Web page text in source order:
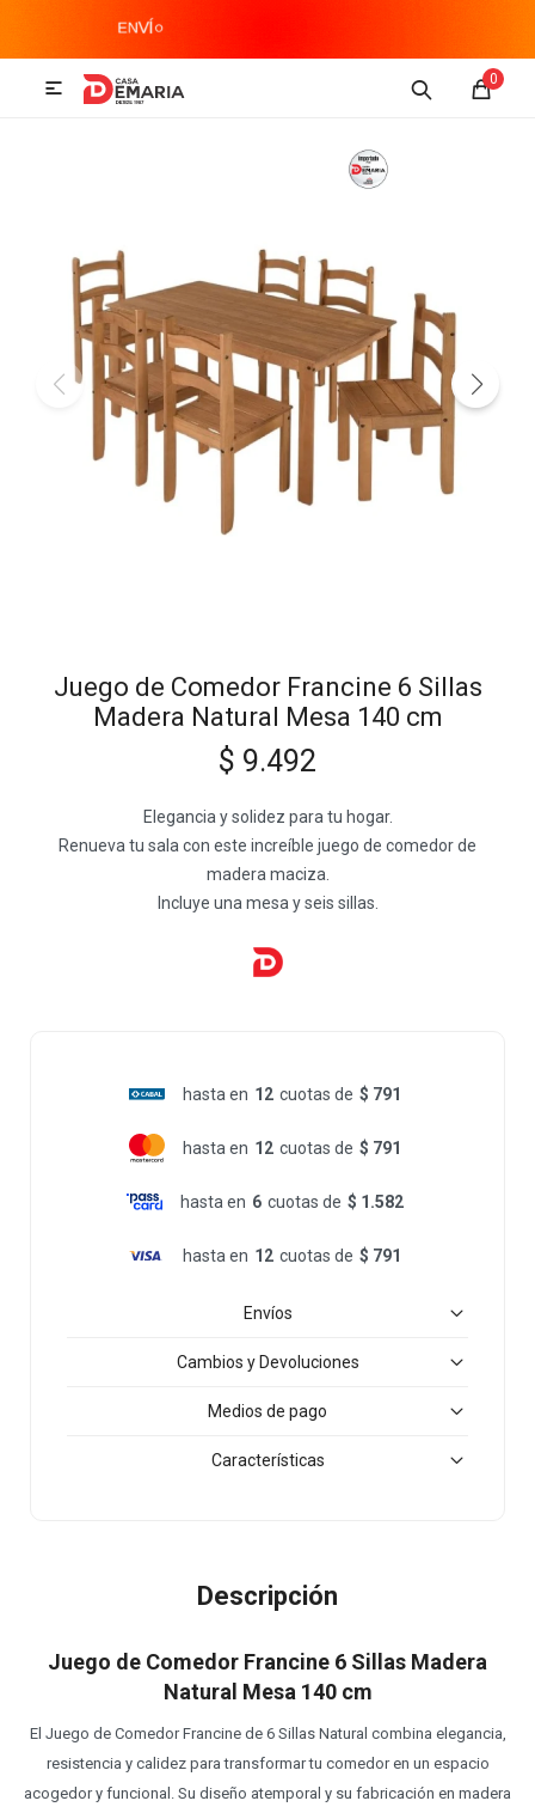
0

Juego de Comedor Francine 6 Sillas
Madera Natural Mesa 140 cm
$ 9.492
Elegancia y solidez para tu hogar.
Renueva tu sala con este increíble juego de comedor de
madera maciza.
Incluye una mesa y seis sillas.
hasta en 12 cuotas de $ 791
hasta en 12 cuotas de $ 791
hasta en 6 cuotas de $ 1.582
hasta en 12 cuotas de $ 791
Envíos
Cambios y Devoluciones
Medios de pago
Características
Descripción
Juego de Comedor Francine 6 Sillas Madera
Natural Mesa 140 cm
El Juego de Comedor Francine de 6 Sillas Natural combina elegancia,
resistencia y calidez para transformar tu comedor en un espacio
acogedor y funcional. Su diseño atemporal y su fabricación en madera
Imagen y Sonido Hogar
Audio
Accesorios